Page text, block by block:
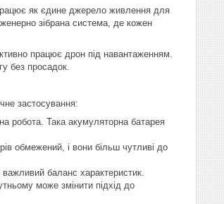
як єдине джерело живлення для
зібрана система, де кожен
працює дрон під навантаженням.
без просадок.
застосування:
робота. Така акумуляторна батарея
обмежений, і вони більш чутливі до
баланс характеристик.
може змінити підхід до